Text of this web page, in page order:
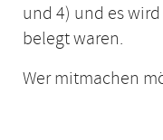
und 4) und es
belegt waren.
Wer mitmachen